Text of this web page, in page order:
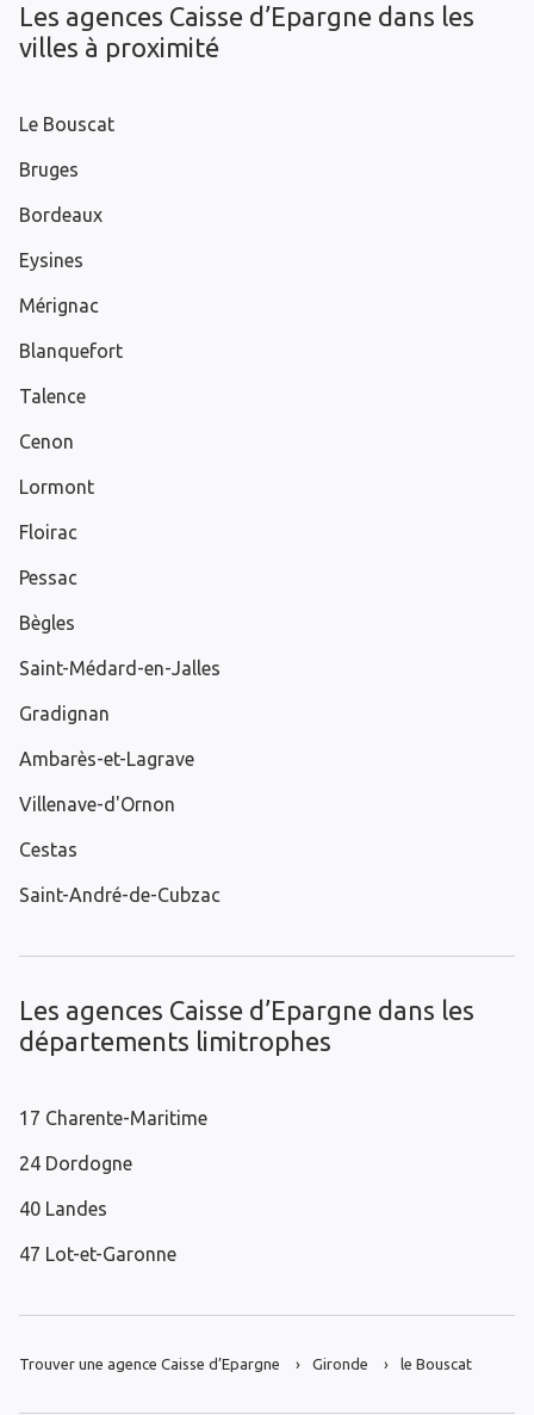
Les agences Caisse d’Epargne dans les
villes à proximité
Le Bouscat
Bruges
Bordeaux
Eysines
Mérignac
Blanquefort
Talence
Cenon
Lormont
Floirac
Pessac
Bègles
Saint-Médard-en-Jalles
Gradignan
Ambarès-et-Lagrave
Villenave-d'Ornon
Cestas
Saint-André-de-Cubzac
Les agences Caisse d’Epargne dans les
départements limitrophes
17 Charente-Maritime
24 Dordogne
40 Landes
47 Lot-et-Garonne
Trouver une agence Caisse d’Epargne Gironde le Bouscat